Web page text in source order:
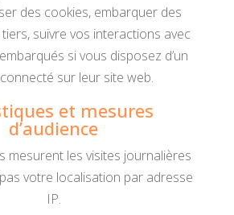
des cookies, embarquer des
suivre vos interactions avec
si vous disposez d’un
sur leur site web.
et mesures
d’audience
mesurent les visites journalières
votre localisation par adresse
IP.